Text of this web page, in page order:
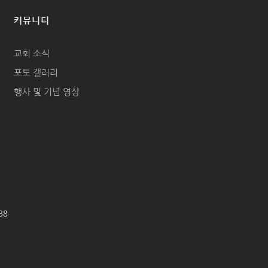
커뮤니티
교회 소식
포토 갤러리
행사 및 기념 영상